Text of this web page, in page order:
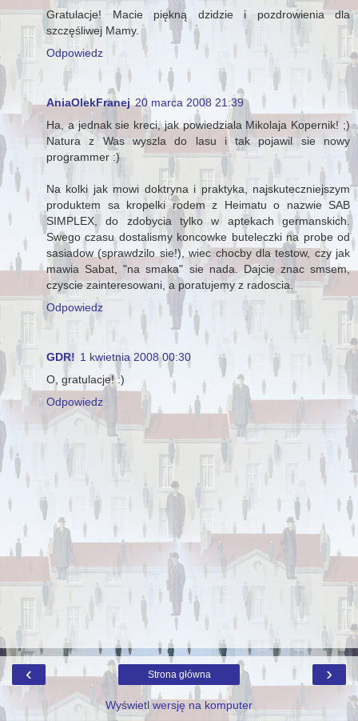
Gratulacje! Macie piękną dzidzie i pozdrowienia dla
szczęśliwej Mamy.
Odpowiedz
AniaOlekFranej 20 marca 2008 21:39
Ha, a jednak sie kreci, jak powiedziala Mikolaja Kopernik! ;)
Natura z Was wyszla do lasu i tak pojawil sie nowy
programmer :)
Na kolki jak mowi doktryna i praktyka, najskuteczniejszym
produktem sa kropelki rodem z Heimatu o nazwie SAB
SIMPLEX, do zdobycia tylko w aptekach germanskich.
Swego czasu dostalismy koncowke buteleczki na probe od
sasiadow (sprawdzilo sie!), wiec chocby dla testow, czy jak
mawia Sabat, "na smaka" sie nada. Dajcie znac smsem,
czyscie zainteresowani, a poratujemy z radoscia.
Odpowiedz
GDR! 1 kwietnia 2008 00:30
O, gratulacje! :)
Odpowiedz
‹ ›
Strona główna
Wyświetl wersję na komputer